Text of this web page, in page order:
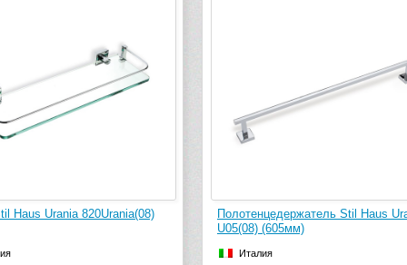
Haus Urania 820Urania(08)
Полотенцедержатель Stil Haus
U05(08) (605мм)
Италия